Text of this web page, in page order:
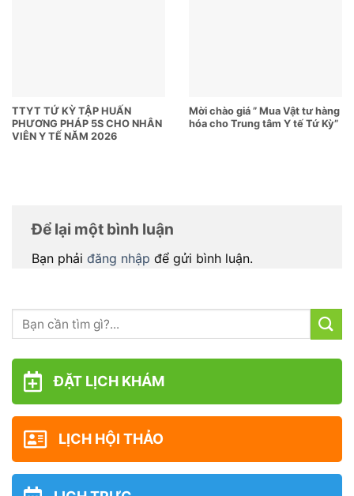
TTYT TỨ KỲ TẬP HUẤN
PHƯƠNG PHÁP 5S CHO NHÂN
VIÊN Y TẾ NĂM 2026
Mời chào giá ” Mua Vật tư hàng
hóa cho Trung tâm Y tế Tứ Kỳ”
Để lại một bình luận
Bạn phải đăng nhập để gửi bình luận.
ĐẶT LỊCH KHÁM
LỊCH HỘI THẢO